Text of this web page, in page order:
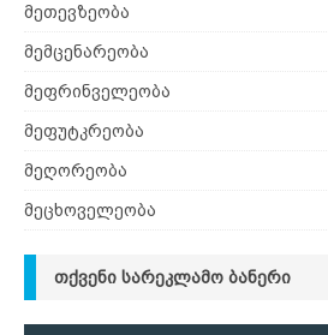
მეთევზეობა
მემცენარეობა
მეფრინველეობა
მეფუტკრეობა
მეღორეობა
მეცხოველეობა
ᲗᲥᲕᲔᲜᲘ ᲡᲐᲠᲔᲙᲚᲐᲛᲝ ᲑᲐᲜᲔᲠᲘ